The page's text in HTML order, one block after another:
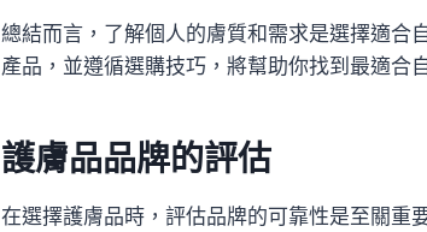
總結而言，了解個人的膚質和需求是選擇適合
產品，並遵循選購技巧，將幫助你找到最適合
護膚品品牌的評估
在選擇護膚品時，評估品牌的可靠性是至關重